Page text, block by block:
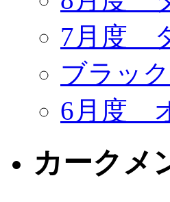
7月度
ブラッ
6月度
カークメ